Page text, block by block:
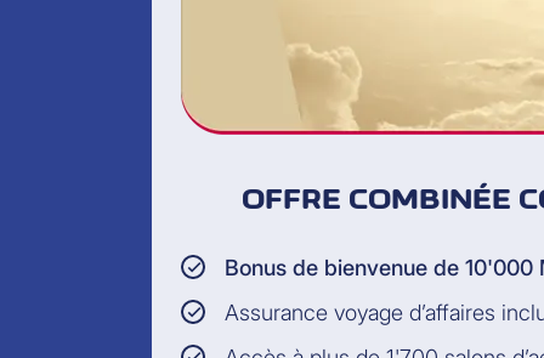
OFFRE COMBINÉE
Bonus de bienvenue de 10'000
Assurance voyage d’affaires